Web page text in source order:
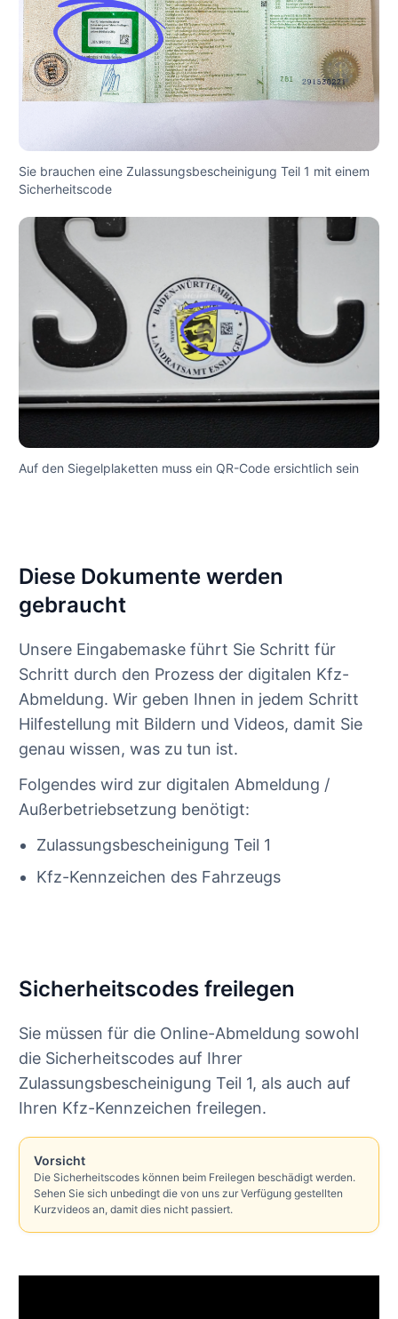
Sie brauchen eine Zulassungsbescheinigung Teil 1 mit einem
Sicherheitscode
Auf den Siegelplaketten muss ein QR-Code ersichtlich sein
Diese Dokumente werden
gebraucht
Unsere Eingabemaske führt Sie Schritt für
Schritt durch den Prozess der digitalen Kfz-
Abmeldung. Wir geben Ihnen in jedem Schritt
Hilfestellung mit Bildern und Videos, damit Sie
genau wissen, was zu tun ist.
Folgendes wird zur digitalen Abmeldung /
Außerbetriebsetzung benötigt:
Zulassungsbescheinigung Teil 1
Kfz-Kennzeichen des Fahrzeugs
Sicherheitscodes freilegen
Sie müssen für die Online-Abmeldung sowohl
die Sicherheitscodes auf Ihrer
Zulassungsbescheinigung Teil 1, als auch auf
Ihren Kfz-Kennzeichen freilegen.
Vorsicht
Die Sicherheitscodes können beim Freilegen beschädigt werden.
Sehen Sie sich unbedingt die von uns zur Verfügung gestellten
Kurzvideos an, damit dies nicht passiert.